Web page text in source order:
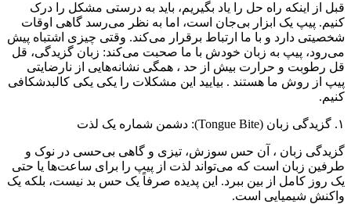
قبل از اینکه راه حل را یاد بگیریم، باید به درستی مشکل را درک
کنیم. پیپ یک ابزار بی‌جان است، اما به نظر می‌رسد گاهی اوقات
شخصیتی دارد و با ما ارتباط برقرار می‌کند. وقتی چیزی اشتباه پیش
می‌رود، پیپ به زبان خودش با ما صحبت می‌کند: زبان گزیدگی، قل
قل رطوبت و حرارت بیش از حد ، همگی نشانه‌هایی از نارضایتی
پیپ از روش ما هستند . بیایید این مشکلات را یکی یکی کالبدشکافی
کنیم.
۱. گزیدگی زبان (Tongue Bite): دشمن شماره یک لذت
گزیدگی زبان ، آن حس سوزش، تیزی و گاهی بی‌حسی در نوک و
طرفین زبان است که می‌تواند لذت از پیپ را برای ساعت‌ها یا حتی
یک روز کامل از بین ببرد. این پدیده صرفاً یک حس بد نیست، بلکه یک
واکنش شیمیایی است.